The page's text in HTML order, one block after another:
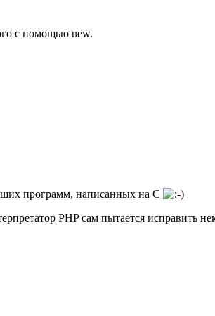
с помощью new.
программ, написанных на C
PHP сам пытается исправить